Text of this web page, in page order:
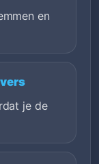
en
je de